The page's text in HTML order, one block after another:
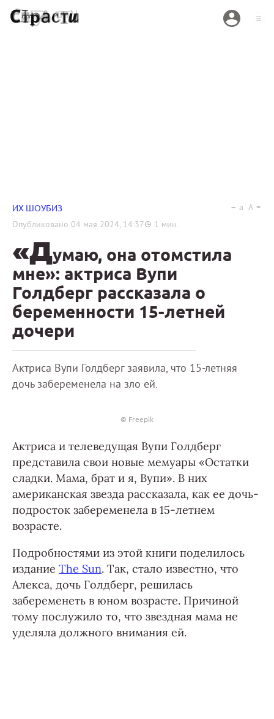
ИХ ШОУБИЗ
Опубликовано 04 мая 2024, 14:37 1 мин.
a A
«Думаю, она отомстила
мне»: актриса Вупи
Голдберг рассказала о
беременности 15-летней
дочери
Актриса Вупи Голдберг заявила, что 15-летняя
дочь забеременела на зло ей.
© Freepik
Актриса и телеведущая Вупи Голдберг
представила свои новые мемуары «Остатки
сладки. Мама, брат и я, Вупи». В них
американская звезда рассказала, как ее дочь-
подросток забеременела в 15-летнем
возрасте.
Подробностями из этой книги поделилось
издание The Sun. Так, стало известно, что
Алекса, дочь Голдберг, решилась
забеременеть в юном возрасте. Причиной
тому послужило то, что звездная мама не
уделяла должного внимания ей.